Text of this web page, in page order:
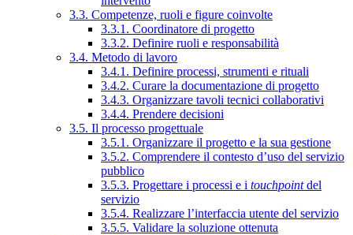
3.3. Competenze, ruoli e figure coinvolte
3.3.1. Coordinatore di progetto
3.3.2. Definire ruoli e responsabilità
3.4. Metodo di lavoro
3.4.1. Definire processi, strumenti e rituali
3.4.2. Curare la documentazione di progetto
3.4.3. Organizzare tavoli tecnici collaborativi
3.4.4. Prendere decisioni
3.5. Il processo progettuale
3.5.1. Organizzare il progetto e la sua gestione
3.5.2. Comprendere il contesto d’uso del servizio
pubblico
3.5.3. Progettare i processi e i touchpointdel
servizio
3.5.4. Realizzare l’interfaccia utente del servizio
3.5.5. Validare la soluzione ottenuta